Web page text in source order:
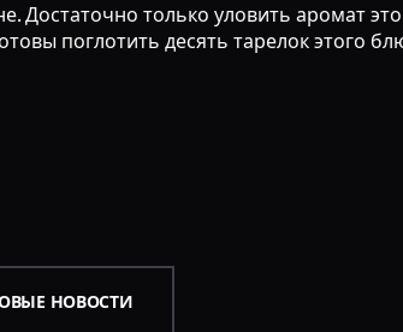
Достаточно только уловить аромат
поглотить десять тарелок этого
НОВОСТИ